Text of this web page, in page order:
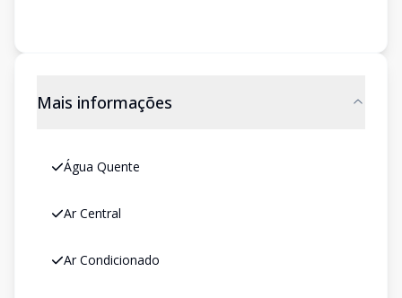
Mais informações
Água Quente
Ar Central
Ar Condicionado